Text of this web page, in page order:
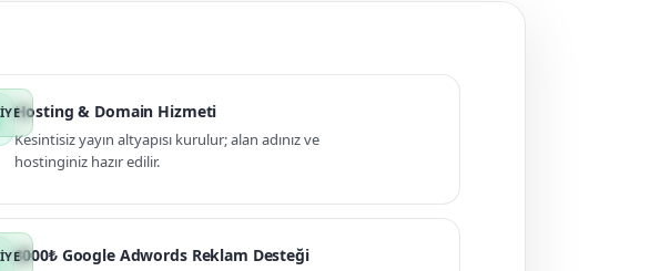
Hosting & Domain Hizmeti
Kesintisiz yayın altyapısı kurulur; alan adınız ve
hostinginiz hazır edilir.
3000₺ Google Adwords Reklam Desteği